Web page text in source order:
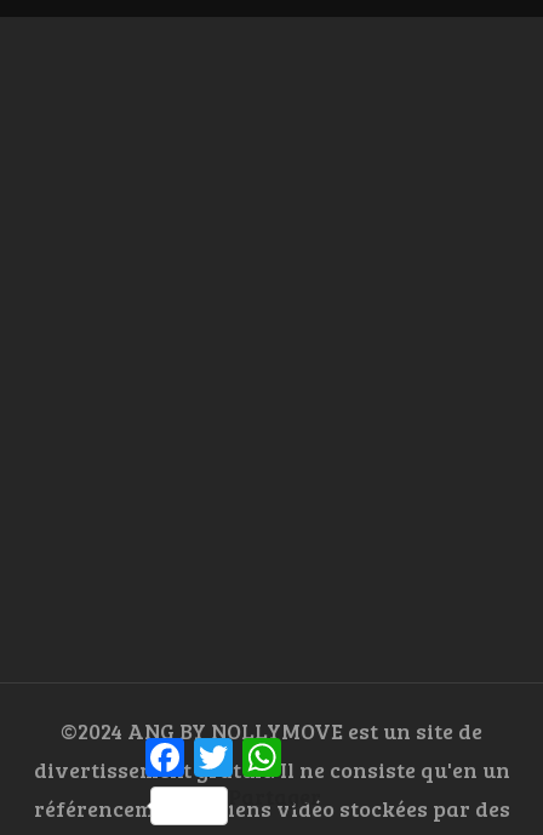
©2024 ANG BY NOLLYMOVE est un site de
divertissement gratuit. Il ne consiste qu'en un
référencement de liens vidéo stockées par des
Facebook
TwitterWhatsApp
Partager